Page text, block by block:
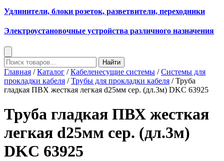
Удлинители, блоки розеток, разветвители, переходники
Электроустановочные устройства различного назначения
Найти
Главная /Каталог /Кабеленесущие системы /Системы для
прокладки кабеля /Трубы для прокладки кабеля / Труба
гладкая ПВХ жесткая легкая d25мм сер. (дл.3м) DKC 63925
Труба гладкая ПВХ жесткая
легкая d25мм сер. (дл.3м)
DKC 63925